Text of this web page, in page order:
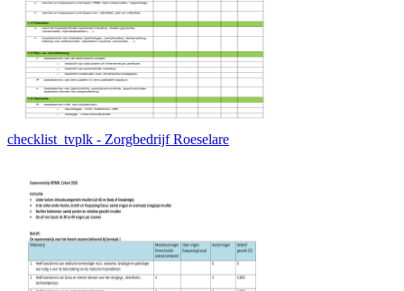
checklist_tvplk - Zorgbedrijf Roeselare